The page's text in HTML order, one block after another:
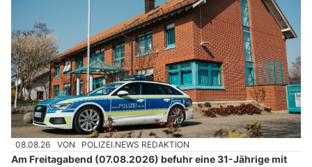
08.08.26 VON POLIZEI.NEWS REDAKTION
Am Freitagabend (07.08.2026) befuhr eine 31-Jährige mit